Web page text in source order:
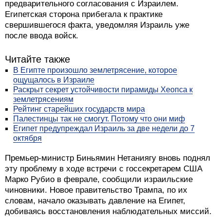
предварительного согласования с Израилем.
Египетская сторона прибегала к практике
свершившегося факта, уведомляя Израиль уже
после ввода войск.
Читайте также
В Египте произошло землетрясение, которое
ощущалось в Израиле
Раскрыт секрет устойчивости пирамиды Хеопса к
землетрясениям
Рейтинг старейших государств мира
Палестинцы так не смогут. Потому что они миф
Египет предупреждал Израиль за две недели до 7
октября
Премьер-министр Биньямин Нетаниягу вновь поднял
эту проблему в ходе встречи с госсекретарем США
Марко Рубио в феврале, сообщили израильские
чиновники. Новое правительство Трампа, по их
словам, начало оказывать давление на Египет,
добиваясь восстановления наблюдательных миссий.